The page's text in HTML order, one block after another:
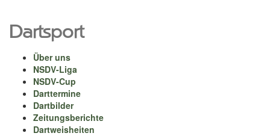
Dartsport
Über uns
NSDV-Liga
NSDV-Cup
Darttermine
Dartbilder
Zeitungsberichte
Dartweisheiten